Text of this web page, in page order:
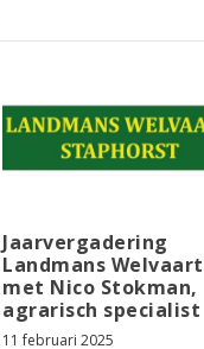
Jaarvergadering
Landmans Welvaart
met Nico Stokman,
agrarisch specialist
11 februari 2025